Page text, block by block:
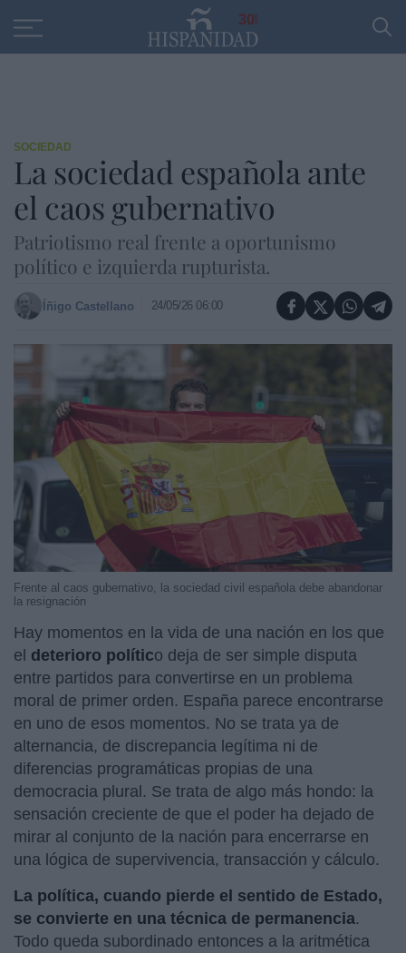
30
SOCIEDAD
La sociedad española ante
el caos gubernativo
Patriotismo real frente a oportunismo
político e izquierda rupturista.
Íñigo Castellano 24/05/26 06:00
Frente al caos gubernativo, la sociedad civil española debe abandonar
la resignación
Hay momentos en la vida de una nación en los que
el deterioro político deja de ser simple disputa
entre partidos para convertirse en un problema
moral de primer orden. España parece encontrarse
en uno de esos momentos. No se trata ya de
alternancia, de discrepancia legítima ni de
diferencias programáticas propias de una
democracia plural. Se trata de algo más hondo: la
sensación creciente de que el poder ha dejado de
mirar al conjunto de la nación para encerrarse en
una lógica de supervivencia, transacción y cálculo.
La política, cuando pierde el sentido de Estado,
se convierte en una técnica de permanencia.
Todo queda subordinado entonces a la aritmética